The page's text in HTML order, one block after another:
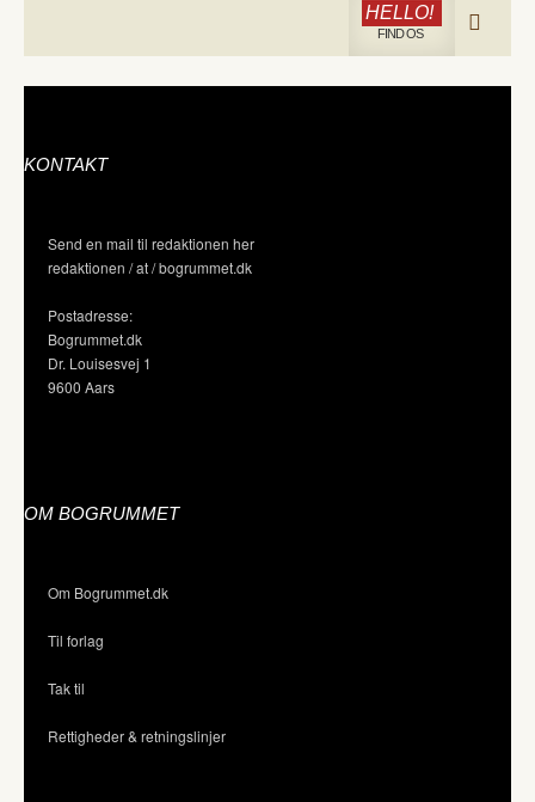
HELLO!
FIND OS
KONTAKT
Send en mail til redaktionen her
redaktionen / at / bogrummet.dk
Postadresse:
Bogrummet.dk
Dr. Louisesvej 1
9600 Aars
OM BOGRUMMET
Om Bogrummet.dk
Til forlag
Tak til
Rettigheder & retningslinjer